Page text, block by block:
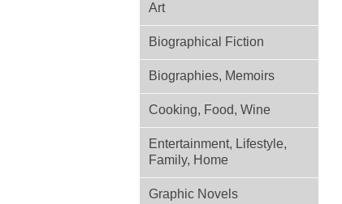
Art
Biographical Fiction
Biographies, Memoirs
Cooking, Food, Wine
Entertainment, Lifestyle,
Family, Home
Graphic Novels